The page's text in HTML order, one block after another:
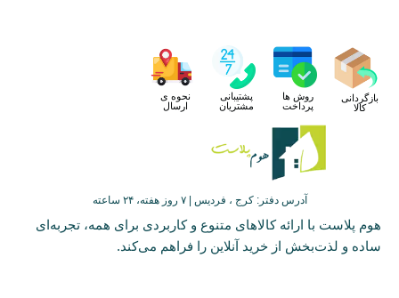
بازگردانی
کالا
روش ها
پرداخت
پشتیبانی
مشتریان
نحوه ی
ارسال
آدرس دفتر: کرج ، فردیس | ۷ روز هفته، ۲۴ ساعته
هوم پلاست با ارائه کالاهای متنوع و کاربردی برای همه، تجربه‌ای
ساده و لذت‌بخش از خرید آنلاین را فراهم می‌کند.